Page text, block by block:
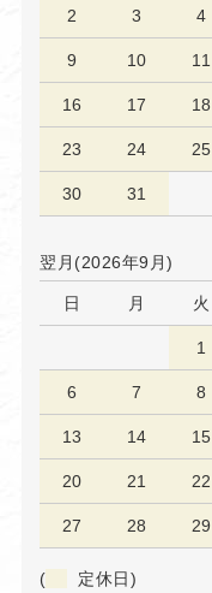
2 3 4
9 10 11
16 17 18
23 24 25
30 31
翌月(2026年9月)
日 月 火
1
6 7 8
13 14 15
20 21 22
27 28 29
( 定休日)